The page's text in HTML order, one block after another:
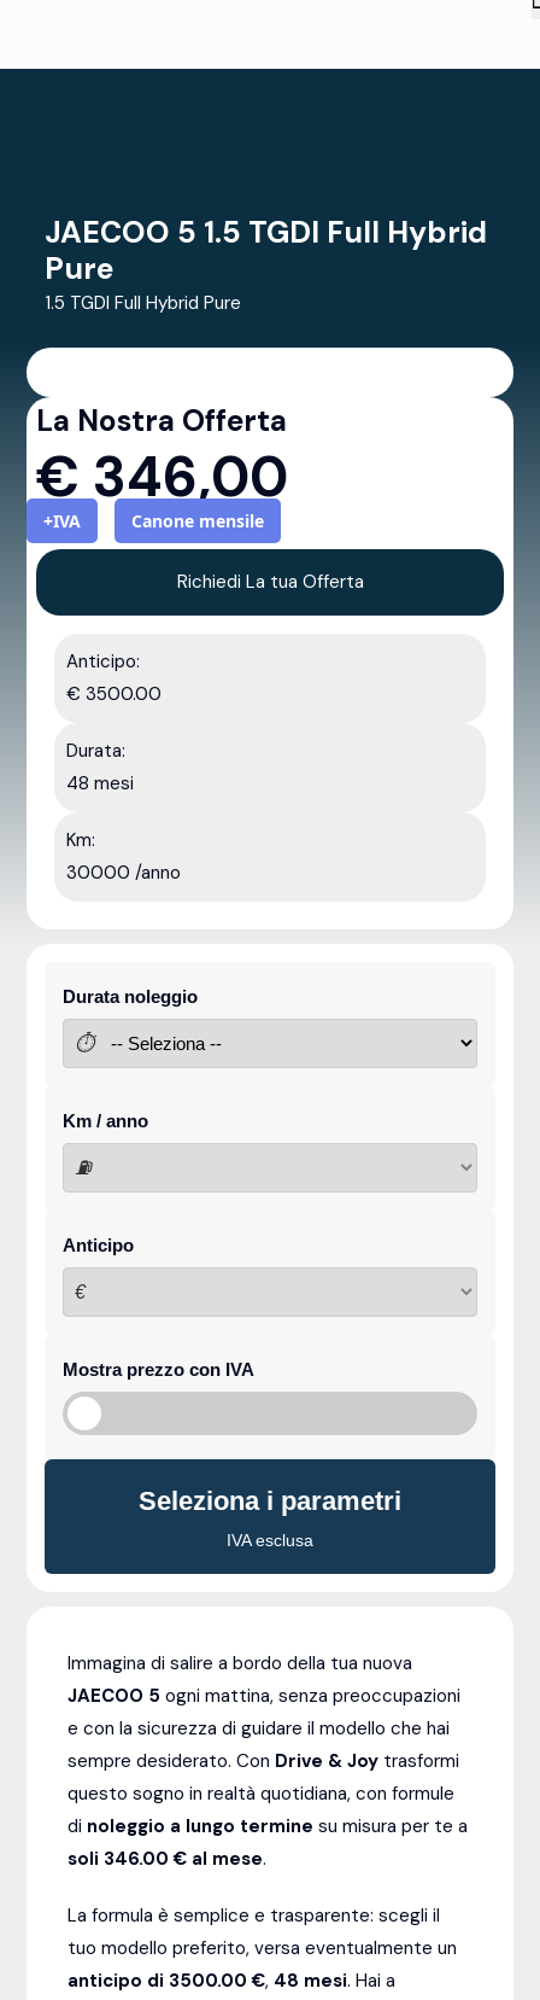
JAECOO 5 1.5 TGDI Full Hybrid
Pure
1.5 TGDI Full Hybrid Pure
La Nostra Offerta
€ 346,00
+IVA Canone mensile
Richiedi La tua Offerta
Anticipo:
€ 3500.00
Durata:
48 mesi
Km:
30000 /anno
Durata noleggio
⏱
Km / anno
⛽
Anticipo
€
Mostra prezzo con IVA
Seleziona i parametri
IVA esclusa
Immagina di salire a bordo della tua nuova
JAECOO 5 ogni mattina, senza preoccupazioni
e con la sicurezza di guidare il modello che hai
sempre desiderato. Con Drive & Joy trasformi
questo sogno in realtà quotidiana, con formule
di noleggio a lungo termine su misura per te a
soli 346.00 € al mese.
La formula è semplice e trasparente: scegli il
tuo modello preferito, versa eventualmente un
anticipo di 3500.00 €, 48 mesi. Hai a